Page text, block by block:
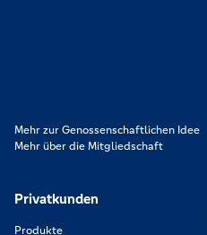
Mehr zur Genossenschaftlichen Idee
Mehr über die Mitgliedschaft
Privatkunden
Produkte